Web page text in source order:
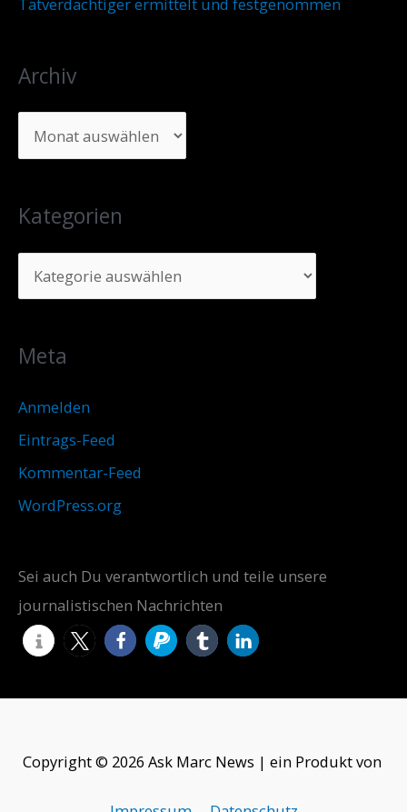
Archiv
Kategorien
Meta
Anmelden
Eintrags-Feed
Kommentar-Feed
WordPress.org
Sei auch Du verantwortlich und teile unsere
journalistischen Nachrichten
Copyright © 2026 Ask Marc News | ein Produkt von